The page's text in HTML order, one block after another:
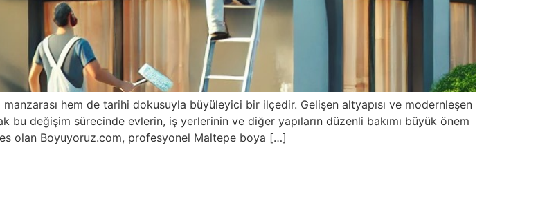
manzarası hem de tarihi dokusuyla büyüleyici bir ilçedir. Gelişen altyapısı ve modernleşen
bu değişim sürecinde evlerin, iş yerlerinin ve diğer yapıların düzenli bakımı büyük önem
olan Boyuyoruz.com, profesyonel Maltepe boya […]